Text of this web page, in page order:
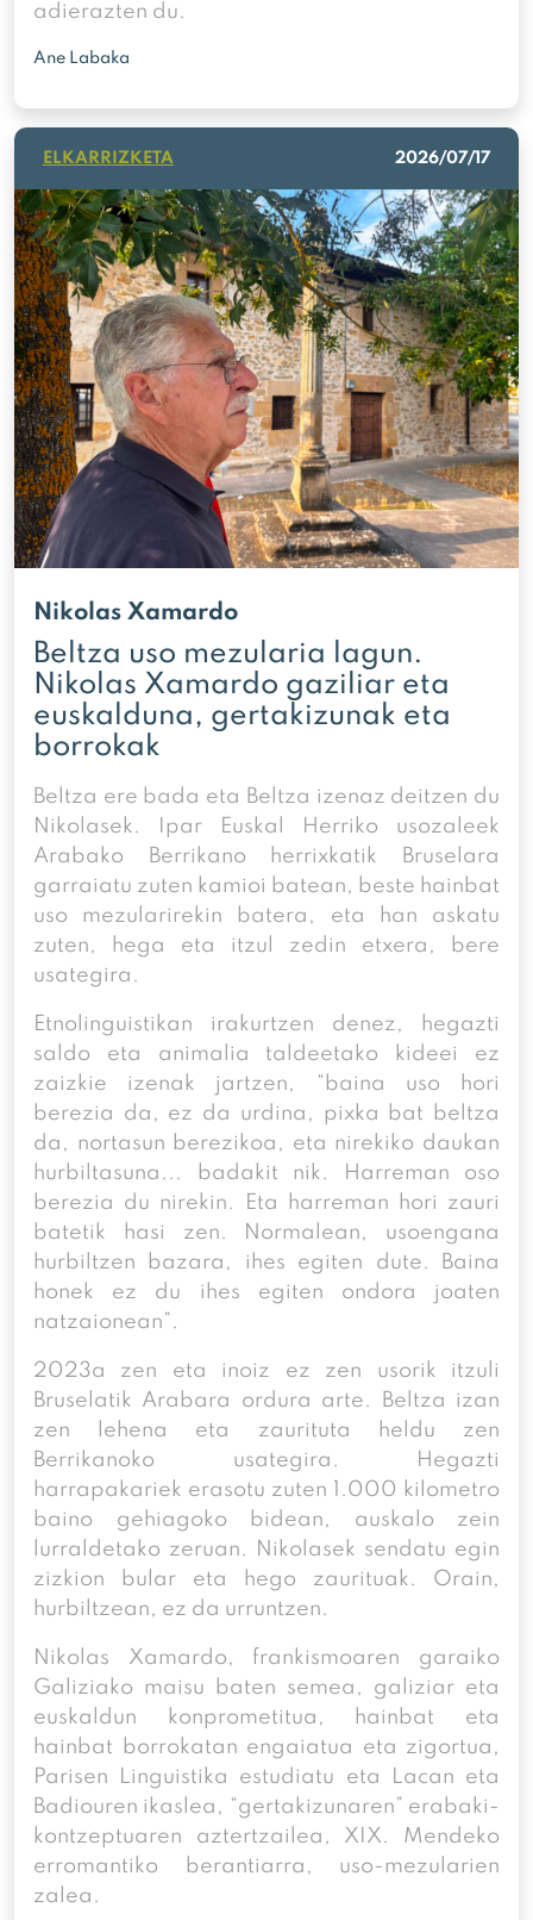
adierazten du.
Ane Labaka
ELKARRIZKETA 2026/07/17
Nikolas Xamardo
Beltza uso mezularia lagun.
Nikolas Xamardo gaziliar eta
euskalduna, gertakizunak eta
borrokak
Beltza ere bada eta Beltza izenaz deitzen du
Nikolasek. Ipar Euskal Herriko usozaleek
Arabako Berrikano herrixkatik Bruselara
garraiatu zuten kamioi batean, beste hainbat
uso mezularirekin batera, eta han askatu
zuten, hega eta itzul zedin etxera, bere
usategira.
Etnolinguistikan irakurtzen denez, hegazti
saldo eta animalia taldeetako kideei ez
zaizkie izenak jartzen, “baina uso hori
berezia da, ez da urdina, pixka bat beltza
da, nortasun berezikoa, eta nirekiko daukan
hurbiltasuna... badakit nik. Harreman oso
berezia du nirekin. Eta harreman hori zauri
batetik hasi zen. Normalean, usoengana
hurbiltzen bazara, ihes egiten dute. Baina
honek ez du ihes egiten ondora joaten
natzaionean”.
2023a zen eta inoiz ez zen usorik itzuli
Bruselatik Arabara ordura arte. Beltza izan
zen lehena eta zaurituta heldu zen
Berrikanoko usategira. Hegazti
harrapakariek erasotu zuten 1.000 kilometro
baino gehiagoko bidean, auskalo zein
lurraldetako zeruan. Nikolasek sendatu egin
zizkion bular eta hego zaurituak. Orain,
hurbiltzean, ez da urruntzen.
Nikolas Xamardo, frankismoaren garaiko
Galiziako maisu baten semea, galiziar eta
euskaldun konprometitua, hainbat eta
hainbat borrokatan engaiatua eta zigortua,
Parisen Linguistika estudiatu eta Lacan eta
Badiouren ikaslea, “gertakizunaren” erabaki-
kontzeptuaren aztertzailea, XIX. Mendeko
erromantiko berantiarra, uso-mezularien
zalea.